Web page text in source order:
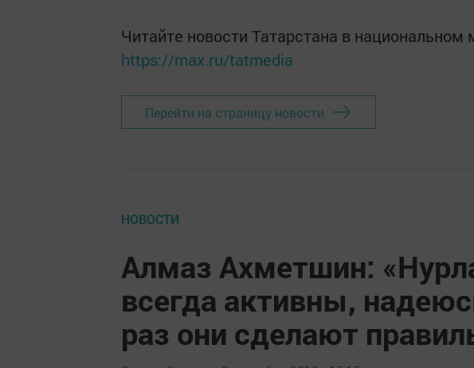
Читайте новости Татарстана в
https://max.ru/tatmedia
Перейти на страницу новости
НОВОСТИ
Алмаз Ахметшин:
всегда активны,
раз они сделают